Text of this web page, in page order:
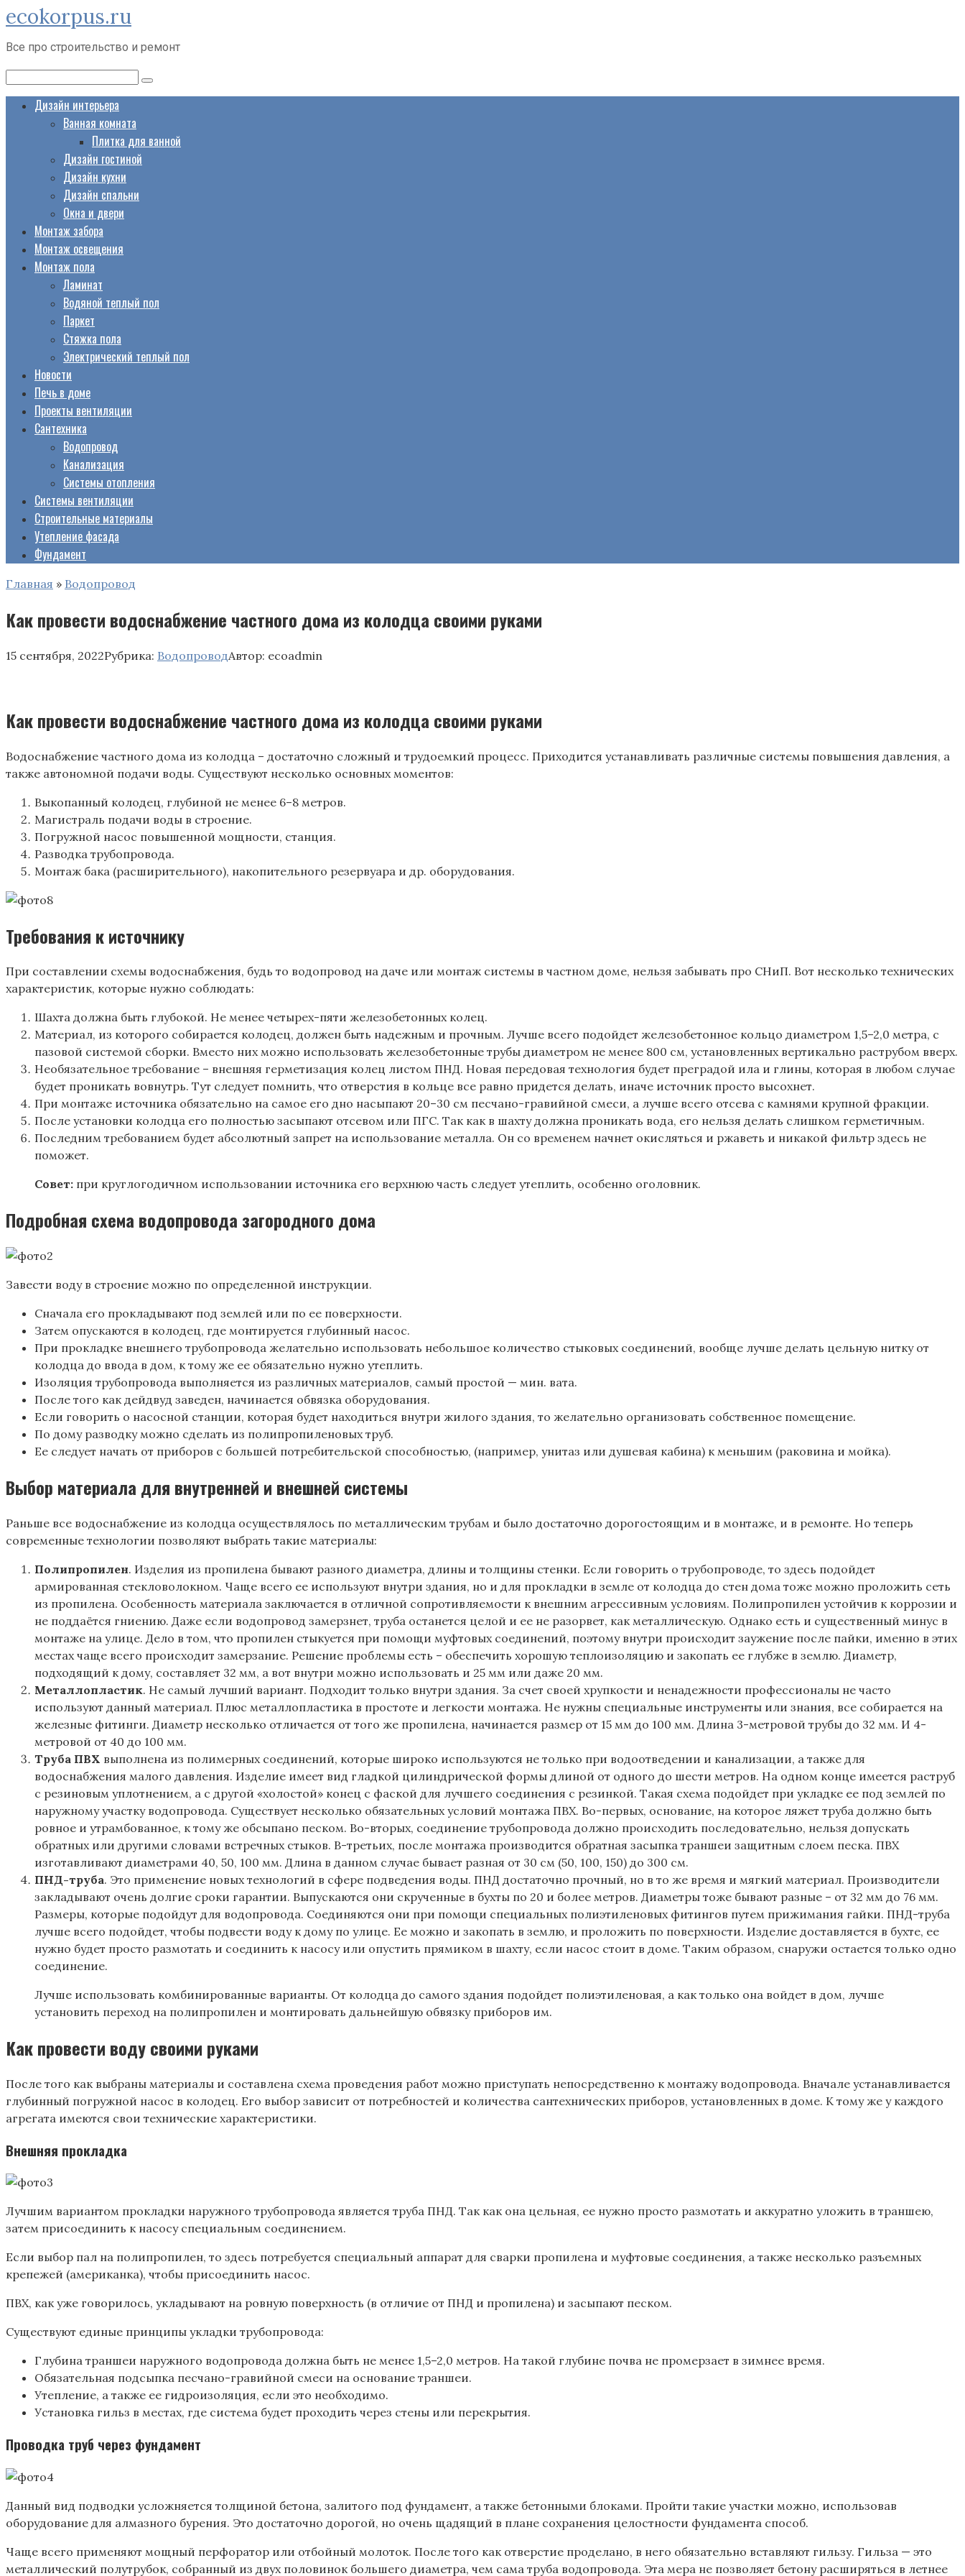
Перейти
к
контенту
ecokorpus.ru
Все про строительство и ремонт
Дизайн интерьера
Ванная комната
Плитка для ванной
Дизайн гостиной
Дизайн кухни
Дизайн спальни
Окна и двери
Монтаж забора
Монтаж освещения
Монтаж пола
Ламинат
Водяной теплый пол
Паркет
Стяжка пола
Электрический теплый пол
Новости
Печь в доме
Проекты вентиляции
Сантехника
Водопровод
Канализация
Системы отопления
Системы вентиляции
Строительные материалы
Утепление фасада
Фундамент
Главная » Водопровод
Как провести водоснабжение частного дома из колодца своими руками
15 сентября, 2022Рубрика: ВодопроводАвтор: ecoadmin
Как провести водоснабжение частного дома из колодца своими руками
Водоснабжение частного дома из колодца – достаточно сложный и трудоемкий процесс. Приходится устанавливать различные системы повышения давления, а
также автономной подачи воды. Существуют несколько основных моментов:
Выкопанный колодец, глубиной не менее 6–8 метров.
Магистраль подачи воды в строение.
Погружной насос повышенной мощности, станция.
Разводка трубопровода.
Монтаж бака (расширительного), накопительного резервуара и др. оборудования.
Требования к источнику
При составлении схемы водоснабжения, будь то водопровод на даче или монтаж системы в частном доме, нельзя забывать про СНиП. Вот несколько технических
характеристик, которые нужно соблюдать:
Шахта должна быть глубокой. Не менее четырех-пяти железобетонных колец.
Материал, из которого собирается колодец, должен быть надежным и прочным. Лучше всего подойдет железобетонное кольцо диаметром 1,5–2,0 метра, с
пазовой системой сборки. Вместо них можно использовать железобетонные трубы диаметром не менее 800 см, установленных вертикально раструбом вверх.
Необязательное требование – внешняя герметизация колец листом ПНД. Новая передовая технология будет преградой ила и глины, которая в любом случае
будет проникать вовнутрь. Тут следует помнить, что отверстия в кольце все равно придется делать, иначе источник просто высохнет.
При монтаже источника обязательно на самое его дно насыпают 20–30 см песчано-гравийной смеси, а лучше всего отсева с камнями крупной фракции.
После установки колодца его полностью засыпают отсевом или ПГС. Так как в шахту должна проникать вода, его нельзя делать слишком герметичным.
Последним требованием будет абсолютный запрет на использование металла. Он со временем начнет окисляться и ржаветь и никакой фильтр здесь не
поможет.
Совет: при круглогодичном использовании источника его верхнюю часть следует утеплить, особенно оголовник.
Подробная схема водопровода загородного дома
Завести воду в строение можно по определенной инструкции.
Сначала его прокладывают под землей или по ее поверхности.
Затем опускаются в колодец, где монтируется глубинный насос.
При прокладке внешнего трубопровода желательно использовать небольшое количество стыковых соединений, вообще лучше делать цельную нитку от
колодца до ввода в дом, к тому же ее обязательно нужно утеплить.
Изоляция трубопровода выполняется из различных материалов, самый простой — мин. вата.
После того как дейдвуд заведен, начинается обвязка оборудования.
Если говорить о насосной станции, которая будет находиться внутри жилого здания, то желательно организовать собственное помещение.
По дому разводку можно сделать из полипропиленовых труб.
Ее следует начать от приборов с большей потребительской способностью, (например, унитаз или душевая кабина) к меньшим (раковина и мойка).
Выбор материала для внутренней и внешней системы
Раньше все водоснабжение из колодца осуществлялось по металлическим трубам и было достаточно дорогостоящим и в монтаже, и в ремонте. Но теперь
современные технологии позволяют выбрать такие материалы:
Полипропилен. Изделия из пропилена бывают разного диаметра, длины и толщины стенки. Если говорить о трубопроводе, то здесь подойдет
армированная стекловолокном. Чаще всего ее используют внутри здания, но и для прокладки в земле от колодца до стен дома тоже можно проложить сеть
из пропилена. Особенность материала заключается в отличной сопротивляемости к внешним агрессивным условиям. Полипропилен устойчив к коррозии и
не поддаётся гниению. Даже если водопровод замерзнет, труба останется целой и ее не разорвет, как металлическую. Однако есть и существенный минус в
монтаже на улице. Дело в том, что пропилен стыкуется при помощи муфтовых соединений, поэтому внутри происходит заужение после пайки, именно в этих
местах чаще всего происходит замерзание. Решение проблемы есть – обеспечить хорошую теплоизоляцию и закопать ее глубже в землю. Диаметр,
подходящий к дому, составляет 32 мм, а вот внутри можно использовать и 25 мм или даже 20 мм.
Металлопластик. Не самый лучший вариант. Подходит только внутри здания. За счет своей хрупкости и ненадежности профессионалы не часто
используют данный материал. Плюс металлопластика в простоте и легкости монтажа. Не нужны специальные инструменты или знания, все собирается на
железные фитинги. Диаметр несколько отличается от того же пропилена, начинается размер от 15 мм до 100 мм. Длина 3-метровой трубы до 32 мм. И 4-
метровой от 40 до 100 мм.
Труба ПВХ выполнена из полимерных соединений, которые широко используются не только при водоотведении и канализации, а также для
водоснабжения малого давления. Изделие имеет вид гладкой цилиндрической формы длиной от одного до шести метров. На одном конце имеется раструб
с резиновым уплотнением, а с другой «холостой» конец с фаской для лучшего соединения с резинкой. Такая схема подойдет при укладке ее под землей по
наружному участку водопровода. Существует несколько обязательных условий монтажа ПВХ. Во-первых, основание, на которое ляжет труба должно быть
ровное и утрамбованное, к тому же обсыпано песком. Во-вторых, соединение трубопровода должно происходить последовательно, нельзя допускать
обратных или другими словами встречных стыков. В-третьих, после монтажа производится обратная засыпка траншеи защитным слоем песка. ПВХ
изготавливают диаметрами 40, 50, 100 мм. Длина в данном случае бывает разная от 30 см (50, 100, 150) до 300 см.
ПНД-труба. Это применение новых технологий в сфере подведения воды. ПНД достаточно прочный, но в то же время и мягкий материал. Производители
закладывают очень долгие сроки гарантии. Выпускаются они скрученные в бухты по 20 и более метров. Диаметры тоже бывают разные – от 32 мм до 76 мм.
Размеры, которые подойдут для водопровода. Соединяются они при помощи специальных полиэтиленовых фитингов путем прижимания гайки. ПНД-труба
лучше всего подойдет, чтобы подвести воду к дому по улице. Ее можно и закопать в землю, и проложить по поверхности. Изделие доставляется в бухте, ее
нужно будет просто размотать и соединить к насосу или опустить прямиком в шахту, если насос стоит в доме. Таким образом, снаружи остается только одно
соединение.
Лучше использовать комбинированные варианты. От колодца до самого здания подойдет полиэтиленовая, а как только она войдет в дом, лучше
установить переход на полипропилен и монтировать дальнейшую обвязку приборов им.
Как провести воду своими руками
После того как выбраны материалы и составлена схема проведения работ можно приступать непосредственно к монтажу водопровода. Вначале устанавливается
глубинный погружной насос в колодец. Его выбор зависит от потребностей и количества сантехнических приборов, установленных в доме. К тому же у каждого
агрегата имеются свои технические характеристики.
Внешняя прокладка
Лучшим вариантом прокладки наружного трубопровода является труба ПНД. Так как она цельная, ее нужно просто размотать и аккуратно уложить в траншею,
затем присоединить к насосу специальным соединением.
Если выбор пал на полипропилен, то здесь потребуется специальный аппарат для сварки пропилена и муфтовые соединения, а также несколько разъемных
крепежей (американка), чтобы присоединить насос.
ПВХ, как уже говорилось, укладывают на ровную поверхность (в отличие от ПНД и пропилена) и засыпают песком.
Существуют единые принципы укладки трубопровода:
Глубина траншеи наружного водопровода должна быть не менее 1,5–2,0 метров. На такой глубине почва не промерзает в зимнее время.
Обязательная подсыпка песчано-гравийной смеси на основание траншеи.
Утепление, а также ее гидроизоляция, если это необходимо.
Установка гильз в местах, где система будет проходить через стены или перекрытия.
Проводка труб через фундамент
Данный вид подводки усложняется толщиной бетона, залитого под фундамент, а также бетонными блоками. Пройти такие участки можно, использовав
оборудование для алмазного бурения. Это достаточно дорогой, но очень щадящий в плане сохранения целостности фундамента способ.
Чаще всего применяют мощный перфоратор или отбойный молоток. После того как отверстие проделано, в него обязательно вставляют гильзу. Гильза — это
металлический полутрубок, собранный из двух половинок большего диаметра, чем сама труба водопровода. Эта мера не позволяет бетону расширяться в летнее